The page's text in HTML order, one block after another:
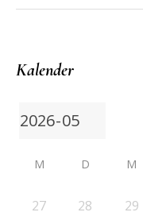
Kalender
M D M
27 28 29